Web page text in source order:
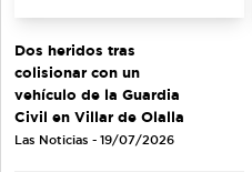
Dos heridos tras
colisionar con un
vehículo de la Guardia
Civil en Villar de Olalla
Las Noticias - 19/07/2026